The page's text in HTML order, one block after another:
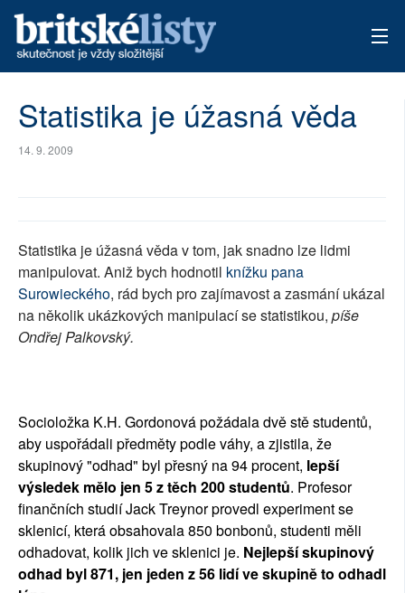
PŘÍSPĚVKY NA PROVOZ
Statistika je úžasná věda
14. 9. 2009
Statistika je úžasná věda v tom, jak snadno lze lidmi
manipulovat. Aniž bych hodnotil knížku pana
Surowieckého, rád bych pro zajímavost a zasmání ukázal
na několik ukázkových manipulací se statistikou, píše
Ondřej Palkovský.
Socioložka K.H. Gordonová požádala dvě stě studentů,
aby uspořádali předměty podle váhy, a zjistila, že
skupinový "odhad" byl přesný na 94 procent, lepší
výsledek mělo jen 5 z těch 200 studentů. Profesor
finančních studií Jack Treynor provedl experiment se
sklenicí, která obsahovala 850 bonbonů, studenti měli
odhadovat, kolik jich ve sklenici je. Nejlepší skupinový
odhad byl 871, jen jeden z 56 lidí ve skupině to odhadl